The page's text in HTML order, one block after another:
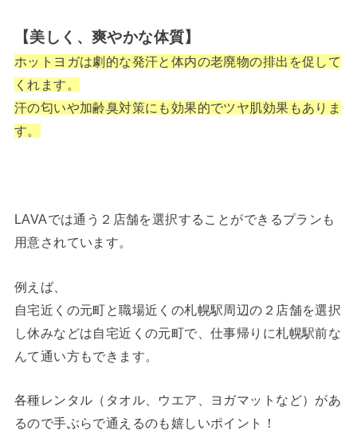
【美しく、爽やかな体質】
ホットヨガは劇的な発汗と体内の老廃物の排出を促して
くれます。
汗の匂いや加齢臭対策にも効果的でツヤ肌効果もありま
す。
LAVAでは通う２店舗を選択することができるプランも
用意されています。
例えば、
自宅近くの元町と職場近くの札幌駅周辺の２店舗を選択
し休みなどは自宅近くの元町で、仕事帰りに札幌駅前な
んて通い方もできます。
各種レンタル（タオル、ウエア、ヨガマットなど）があ
るので手ぶらで通えるのも嬉しいポイント！